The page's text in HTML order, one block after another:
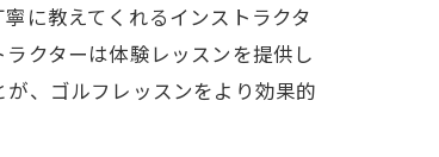
に教えてくれるインストラクタ
クターは体験レッスンを提供し
、ゴルフレッスンをより効果的